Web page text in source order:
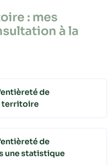
: mes
à la
de
territoire
de
une statistique